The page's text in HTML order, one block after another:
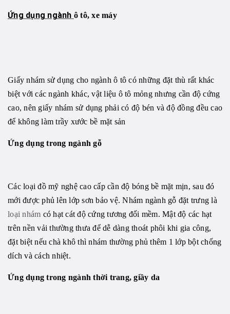
Ứng dụng ngành ô tô, xe máy
Giấy nhám sử dụng cho ngành ô tô có những đặt thù rất khác
biệt với các ngành khác, vật liệu ô tô mỏng nhưng cần độ cứng
cao, nên giấy nhám sử dụng phải có độ bén và độ đồng đều cao
để không làm trầy xước bề mặt sản
Ứng dụng trong ngành gỗ
Các loại đồ mỹ nghệ cao cấp cần độ bóng bề mặt mịn, sau đó
mới được phủ lên lớp sơn bảo vệ. Nhám ngành gỗ đặt trưng là
loại nhám có hạt cát độ cứng tương đối mềm. Mật độ các hạt
trên nền vải thường thưa để dễ dàng thoát phôi khi gia công,
đặt biệt nếu chà khô thì nhám thường phủ thêm 1 lớp bột chống
dích và cách nhiệt.
Ứng dụng trong ngành thời trang, giầy da